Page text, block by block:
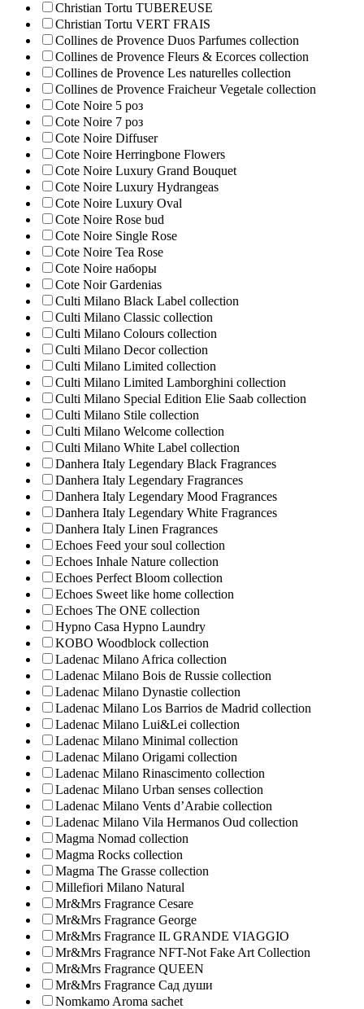
Christian Tortu TUBEREUSE
Christian Tortu VERT FRAIS
Collines de Provence Duos Parfumes collection
Collines de Provence Fleurs & Ecorces collection
Collines de Provence Les naturelles collection
Collines de Рrovencе Fraicheur Vegetale collection
Cote Noire 5 роз
Cote Noire 7 роз
Cote Noire Diffuser
Cote Noire Herringbone Flowers
Cote Noire Luxury Grand Bouquet
Cote Noire Luxury Hydrangeas
Cote Noire Luxury Oval
Cote Noire Rose bud
Cote Noire Single Rose
Cote Noire Tea Rose
Cote Noire наборы
Cote Noir Gardenias
Culti Milano Black Label collection
Culti Milano Classic collection
Culti Milano Colours collection
Culti Milano Decor collection
Culti Milano Limited collection
Culti Milano Limited Lamborghini collection
Culti Milano Special Edition Elie Saab collection
Culti Milano Stile collection
Culti Milano Welcome collection
Culti Milano White Label collection
Danhera Italy Legendary Black Fragrances
Danhera Italy Legendary Fragrances
Danhera Italy Legendary Mood Fragrances
Danhera Italy Legendary White Fragrances
Danhera Italy Linen Fragrances
Echoes Feed your soul collection
Echoes Inhale Nature collection
Echoes Perfect Bloom collection
Echoes Sweet like home collection
Echoes The ONE collection
Hypno Casa Hypno Laundry
KOBO Woodblock collection
Ladenac Milano Africa collection
Ladenac Milano Bois de Russie collection
Ladenac Milano Dynastie collection
Ladenac Milano Los Barrios de Madrid collection
Ladenac Milano Lui&Lei collection
Ladenac Milano Minimal collection
Ladenac Milano Origami collection
Ladenac Milano Rinascimento collection
Ladenac Milano Urban senses collection
Ladenac Milano Vents d’Arabie collection
Ladenac Milano Vila Hermanos Oud collection
Magma Nomad collection
Magma Rocks collection
Magma The Grasse collection
Millefiori Milano Natural
Mr&Mrs Fragrance Cesare
Mr&Mrs Fragrance George
Mr&Mrs Fragrance IL GRANDE VIAGGIO
Mr&Mrs Fragrance NFT-Not Fake Art Collection
Mr&Mrs Fragrance QUEEN
Mr&Mrs Fragrance Сад души
Nomkamo Aroma sachet